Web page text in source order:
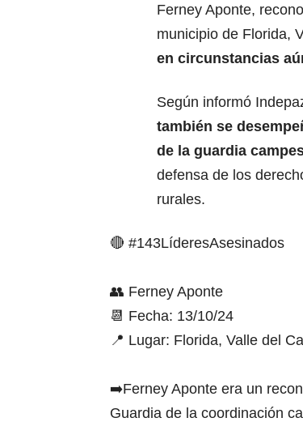
Ferney Aponte,
municipio de Florida,
en circunstancias
Según informó
también se
de la guardia
defensa de los
rurales.
🔴 #143LíderesAsesinados
👥 Ferney Aponte
📆 Fecha: 13/10/24
📍 Lugar: Florida, Valle del
➡️Ferney Aponte era un
Guardia de la coordinación